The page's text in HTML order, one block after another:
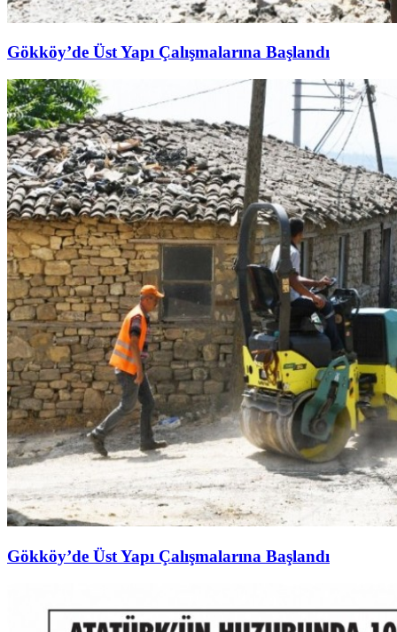
Gökköy’de Üst Yapı Çalışmalarına Başlandı
Gökköy’de Üst Yapı Çalışmalarına Başlandı